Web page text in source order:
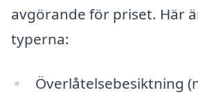
avgörande för priset. Här
typerna:
Överlåtelsebesiktning